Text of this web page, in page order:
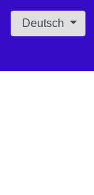
Sprache
Deutsch